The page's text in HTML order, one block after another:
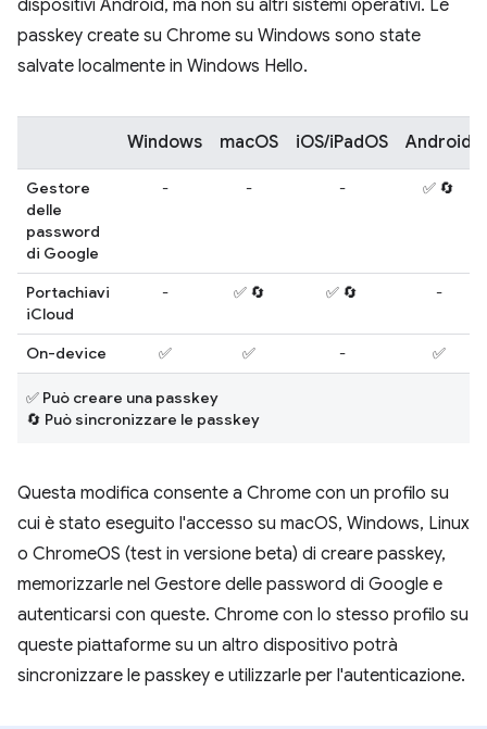
dispositivi Android, ma non su altri sistemi operativi. Le
passkey create su Chrome su Windows sono state
salvate localmente in Windows Hello.
Windows macOS iOS/iPadOS Android
Gestore
delle
password
di Google
- - - ✅ 🔄
Portachiavi
iCloud
- ✅ 🔄 ✅ 🔄 -
On-device ✅ ✅ - ✅
✅ Può creare una passkey
🔄 Può sincronizzare le passkey
Questa modifica consente a Chrome con un profilo su
cui è stato eseguito l'accesso su macOS, Windows, Linux
o ChromeOS (test in versione beta) di creare passkey,
memorizzarle nel Gestore delle password di Google e
autenticarsi con queste. Chrome con lo stesso profilo su
queste piattaforme su un altro dispositivo potrà
sincronizzare le passkey e utilizzarle per l'autenticazione.